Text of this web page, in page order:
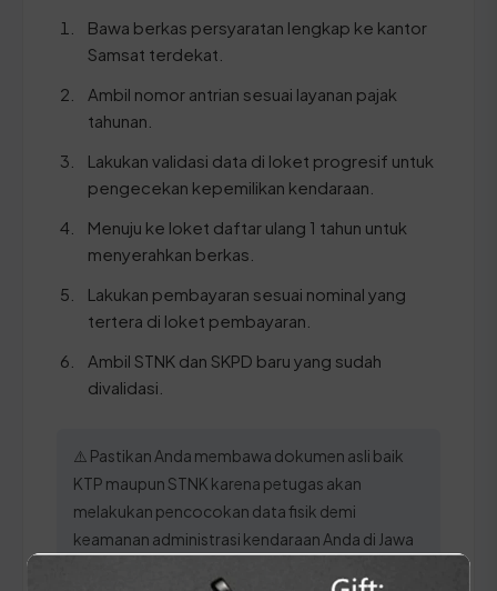
Bawa berkas persyaratan lengkap ke kantor
Samsat terdekat.
Ambil nomor antrian sesuai layanan pajak
tahunan.
Lakukan validasi data di loket progresif untuk
pengecekan kepemilikan kendaraan.
Menuju ke loket daftar ulang 1 tahun untuk
menyerahkan berkas.
Lakukan pembayaran sesuai nominal yang
tertera di loket pembayaran.
Ambil STNK dan SKPD baru yang sudah
divalidasi.
⚠️ Pastikan Anda membawa dokumen asli baik
KTP maupun STNK karena petugas akan
melakukan pencocokan data fisik demi
keamanan administrasi kendaraan Anda di Jawa